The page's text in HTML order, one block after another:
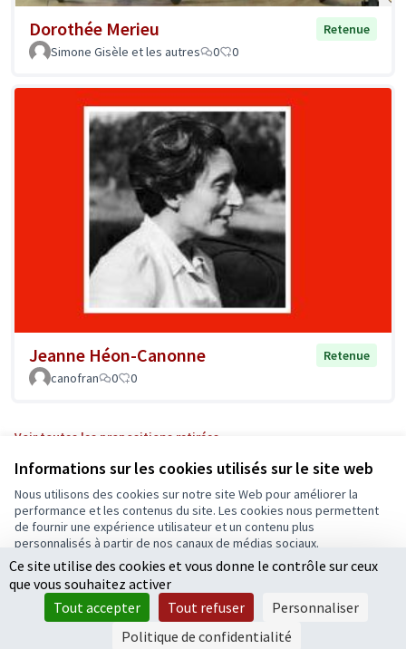
Informations sur les cookies utilisés sur le site web
Nous utilisons des cookies sur notre site Web pour améliorer la
performance et les contenus du site. Les cookies nous permettent
de fournir une expérience utilisateur et un contenu plus
personnalisés à partir de nos canaux de médias sociaux.
Tout accepter
Accepter seulement les cookies essentiels
Paramètres
Dorothée Merieu
Retenue
Simone Gisèle et les autres
0 0
Jeanne Héon-Canonne
Retenue
canofran
0 0
Voir toutes les propositions retirées
Conditions d'utilisation
Paramètres des cookies
Ecrivons Angers sur X
(Lien externe)
Ecrivons Angers sur Facebook
(Lien externe)
logiciel libre Decidim
(Lien externe)
.
Licence
(Lien
Ce site utilise des cookies et vous donne le contrôle sur ceux
que vous souhaitez activer
Tout accepter
Tout refuser
Personnaliser
Politique de confidentialité